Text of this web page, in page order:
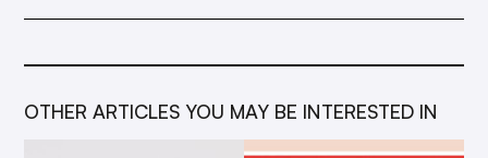
OTHER ARTICLES YOU MAY BE INTERESTED IN